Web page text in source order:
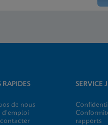
RAPIDES
de nous
d'emploi
SERVICE
rapports